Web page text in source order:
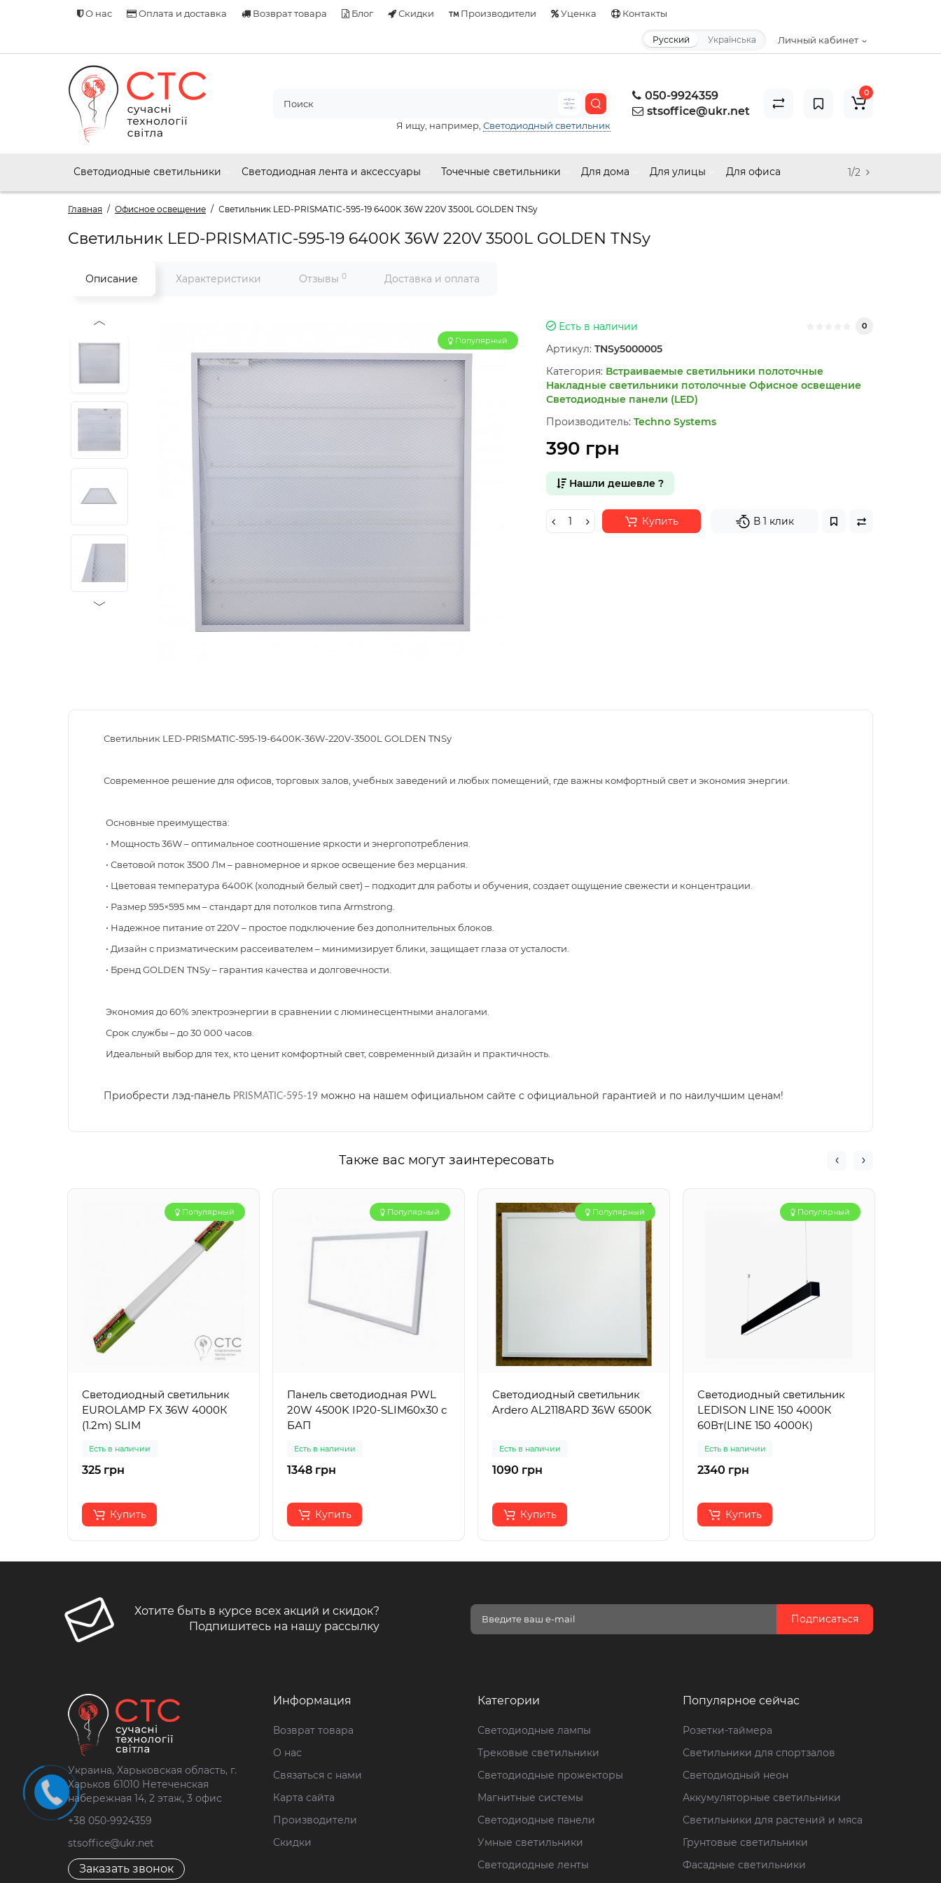
О нас Оплата и доставка Возврат товара Блог Скидки Производители Уценка Контакты
Личный кабинет
Русский Українська
050-9924359
stsoffice@ukr.net
Я ищу, например, Светодиодный светильник
0
Светодиодные светильники Светодиодная лента и аксессуары Точечные светильники Для дома Для улицы Для офиса 1/2
Главная Офисное освещение Светильник LED-PRISMATIC-595-19 6400K 36W 220V 3500L GOLDEN TNSy
Светильник LED-PRISMATIC-595-19 6400K 36W 220V 3500L GOLDEN TNSy
Описание Характеристики Отзывы 0 Доставка и оплата
Популярный
Есть в наличии 0
Артикул: TNSy5000005
Категория: Встраиваемые светильники полоточные
Накладные светильники потолочные Офисное освещение
Светодиодные панели (LED)
Производитель: Techno Systems
390 грн
Нашли дешевле ?
Купить В 1 клик
Светильник LED-PRISMATIC-595-19-6400K-36W-220V-3500L GOLDEN TNSy
Современное решение для офисов, торговых залов, учебных заведений и любых помещений, где важны комфортный свет и экономия энергии.
Основные преимущества:
• Мощность 36W – оптимальное соотношение яркости и энергопотребления.
• Световой поток 3500 Лм – равномерное и яркое освещение без мерцания.
• Цветовая температура 6400K (холодный белый свет) – подходит для работы и обучения, создает ощущение свежести и концентрации.
• Размер 595×595 мм – стандарт для потолков типа Armstrong.
• Надежное питание от 220V – простое подключение без дополнительных блоков.
• Дизайн с призматическим рассеивателем – минимизирует блики, защищает глаза от усталости.
• Бренд GOLDEN TNSy – гарантия качества и долговечности.
Экономия до 60% электроэнергии в сравнении с люминесцентными аналогами.
Срок службы – до 30 000 часов.
Идеальный выбор для тех, кто ценит комфортный свет, современный дизайн и практичность.
Приобрести лэд-панель PRISMATIC-595-19 можно на нашем официальном сайте с официальной гарантией и по наилучшим ценам!
Также вас могут заинтересовать
Популярный
Светодиодный светильник
EUROLAMP FX 36W 4000К
(1.2m) SLIM
Есть в наличии
325 грн
Купить
Популярный
Панель светодиодная PWL
20W 4500K IP20-SLIM60х30 c
БАП
Есть в наличии
1348 грн
Купить
Популярный
Светодиодный светильник
Ardero AL2118ARD 36W 6500K
Есть в наличии
1090 грн
Купить
Популярный
Светодиодный светильник
LEDISON LINE 150 4000К
60Вт(LINE 150 4000К)
Есть в наличии
2340 грн
Купить
Хотите быть в курсе всех акций и скидок?
Подпишитесь на нашу рассылку
Подписаться
Украина, Харьковская область, г.
Харьков 61010 Нетеченская
набережная 14, 2 этаж, 3 офис
+38 050-9924359
stsoffice@ukr.net
Заказать звонок
Информация
Возврат товара
О нас
Связаться с нами
Карта сайта
Производители
Скидки
Категории
Светодиодные лампы
Трековые светильники
Светодиодные прожекторы
Магнитные системы
Светодиодные панели
Умные светильники
Светодиодные ленты
Популярное сейчас
Розетки-таймера
Светильники для спортзалов
Светодиодный неон
Аккумуляторные светильники
Светильники для растений и мяса
Грунтовые светильники
Фасадные светильники